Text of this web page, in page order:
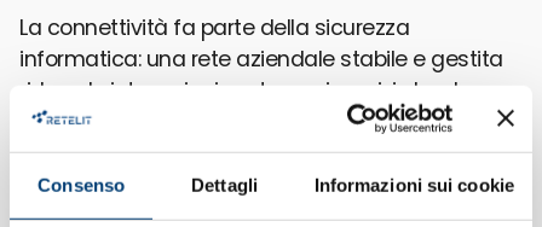
Consenso Dettagli Informazioni sui cookie
La connettività fa parte della sicurezza
informatica: una rete aziendale stabile e gestita
riduce le interruzioni, protegge i servizi cloud e
garantisce che backup e aggiornamenti
funzionino senza blocchi.
Si tende a separare la sicurezza dalla